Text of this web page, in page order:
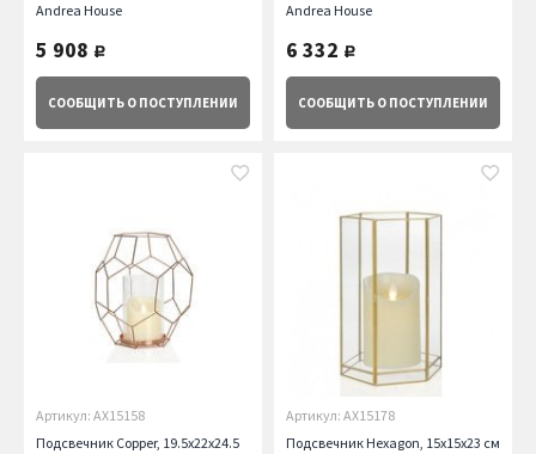
Andrea House
5 908 руб.
СООБЩИТЬ О ПОСТУПЛЕНИИ
Andrea House
6 332 руб.
СООБЩИТЬ О ПОСТУПЛЕНИИ
Артикул: AX15158
Подсвечник Copper, 19.5х22х24.5
Артикул: AX15178
Подсвечник Hexagon, 15х15х23 см